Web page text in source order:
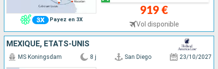
Payez en 3X
919 €
Vol disponible
MEXIQUE, ÉTATS-UNIS
MS Koningsdam 8 j San Diego 23/10/2027